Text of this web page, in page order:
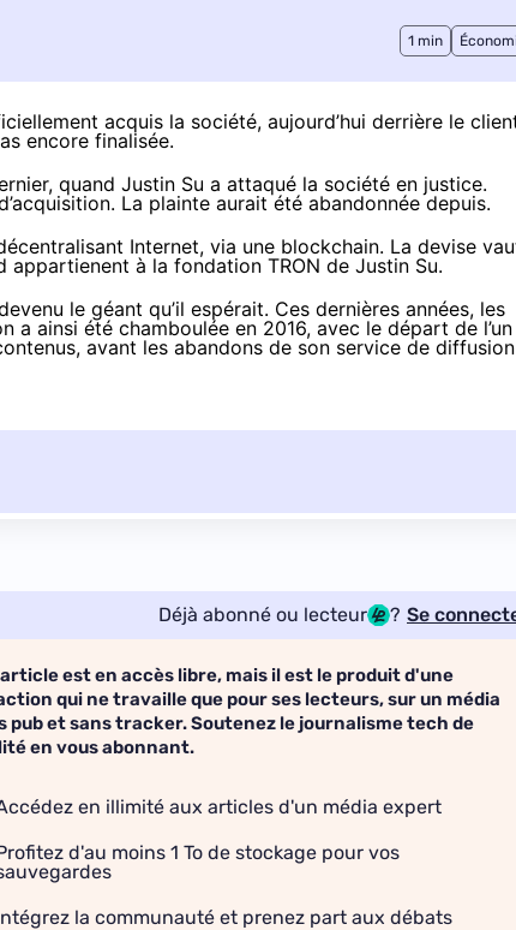
1 min
acquis la société, aujourd’hui derrière le
encore finalisée.
quand Justin Su a attaqué la société en justice.
La plainte aurait été abandonnée depuis.
Internet, via une blockchain. La devise
à la fondation TRON de Justin Su.
le géant qu’il espérait. Ces dernières années, les
a ainsi été chamboulée en 2016, avec le départ de l’un
avant les abandons de son service de diffusion
Déjà abonné ou lecteur ? Se
est en accès libre, mais il est le produit d'une
qui ne travaille que pour ses lecteurs, sur un média
pub et sans tracker. Soutenez le journalisme tech de
en vous abonnant.
en illimité aux articles d'un média expert
d'au moins 1 To de stockage pour vos
la communauté et prenez part aux débats